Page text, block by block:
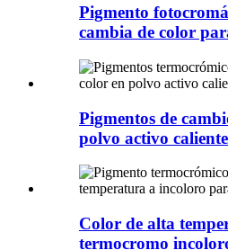
Pigmento
cambia de color
Pigmentos de
polvo activo
Color de alta
termocromo